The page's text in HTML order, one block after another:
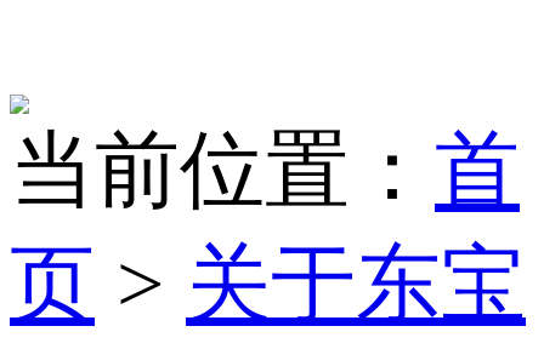
当前位置： 首
页 > 关于东宝